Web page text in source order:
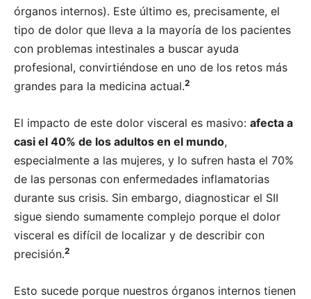
órganos internos). Este último es, precisamente, el
tipo de dolor que lleva a la mayoría de los pacientes
con problemas intestinales a buscar ayuda
profesional, convirtiéndose en uno de los retos más
grandes para la medicina actual.2
El impacto de este dolor visceral es masivo: afecta a
casi el 40% de los adultos en el mundo,
especialmente a las mujeres, y lo sufren hasta el 70%
de las personas con enfermedades inflamatorias
durante sus crisis. Sin embargo, diagnosticar el SII
sigue siendo sumamente complejo porque el dolor
visceral es difícil de localizar y de describir con
precisión.2
Esto sucede porque nuestros órganos internos tienen